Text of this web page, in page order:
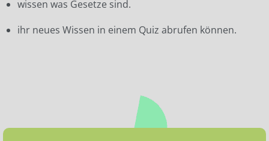
wissen was Gesetze sind.
ihr neues Wissen in einem Quiz abrufen können.